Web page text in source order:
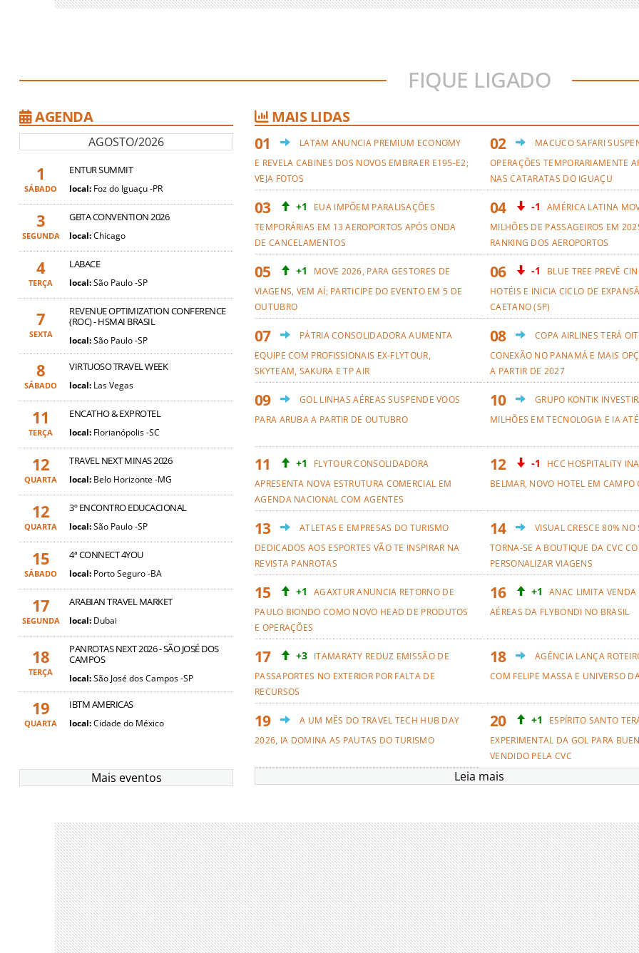
FIQUE LIGADO
AGENDA
AGOSTO/2026
1
SÁBADO
ENTUR SUMMIT
local: Foz do Iguaçu -PR
3
SEGUNDA
GBTA CONVENTION 2026
local:Chicago
4
TERÇA
LABACE
local:São Paulo -SP
7
SEXTA
REVENUE OPTIMIZATION CONFERENCE
(ROC) - HSMAI BRASIL
local:São Paulo -SP
8
SÁBADO
VIRTUOSO TRAVEL WEEK
local: Las Vegas
11
TERÇA
ENCATHO & EXPROTEL
local: Florianópolis -SC
12
QUARTA
TRAVEL NEXT MINAS 2026
local: Belo Horizonte -MG
12
QUARTA
3º ENCONTRO EDUCACIONAL
local:São Paulo -SP
15
SÁBADO
4ª CONNECT 4YOU
local: Porto Seguro -BA
17
SEGUNDA
ARABIAN TRAVEL MARKET
local: Dubai
18
TERÇA
PANROTAS NEXT 2026 - SÃO JOSÉ DOS
CAMPOS
local:São José dos Campos -SP
19
QUARTA
IBTM AMERICAS
local:Cidade do México
Mais eventos
MAIS LIDAS
LATAM ANUNCIA PREMIUM ECONOMY
E REVELA CABINES DOS NOVOS EMBRAER E195-E2;
VEJA FOTOS
MACUCO SAFARI
OPERAÇÕES TEMPORARIAMENTE
NAS CATARATAS DO IGUAÇU
+1
EUA IMPÕEM PARALISAÇÕES
TEMPORÁRIAS EM 13 AEROPORTOS APÓS ONDA
DE CANCELAMENTOS
-1
AMÉRICA LATINA
MILHÕES DE PASSAGEIROS EM
RANKING DOS AEROPORTOS
+1
MOVE 2026, PARA GESTORES DE
VIAGENS, VEM AÍ; PARTICIPE DO EVENTO EM 5 DE
OUTUBRO
-1
BLUE TREE PREVÊ
HOTÉIS E INICIA CICLO DE
CAETANO (SP)
PÁTRIA CONSOLIDADORA AUMENTA
EQUIPE COM PROFISSIONAIS EX-FLYTOUR,
SKYTEAM, SAKURA E TP AIR
COPA AIRLINES TERÁ
CONEXÃO NO PANAMÁ E MAIS
A PARTIR DE 2027
GOL LINHAS AÉREAS SUSPENDE VOOS
PARA ARUBA A PARTIR DE OUTUBRO
GRUPO KONTIK
MILHÕES EM TECNOLOGIA E IA
+1
FLYTOUR CONSOLIDADORA
APRESENTA NOVA ESTRUTURA COMERCIAL EM
AGENDA NACIONAL COM AGENTES
-1
HCC HOSPITALITY
BELMAR, NOVO HOTEL EM CAMPO
ATLETAS E EMPRESAS DO TURISMO
DEDICADOS AOS ESPORTES VÃO TE INSPIRAR NA
REVISTA PANROTAS
VISUAL CRESCE 80% NO
TORNA-SE A BOUTIQUE DA CVC
PERSONALIZAR VIAGENS
+1
AGAXTUR ANUNCIA RETORNO DE
PAULO BIONDO COMO NOVO HEAD DE PRODUTOS
E OPERAÇÕES
+1
ANAC LIMITA VENDA
AÉREAS DA FLYBONDI NO BRASIL
+3 ITAMARATY REDUZ EMISSÃO DE
PASSAPORTES NO EXTERIOR POR FALTA DE
RECURSOS
AGÊNCIA LANÇA
COM FELIPE MASSA E UNIVERSO
A UM MÊS DO TRAVEL TECH HUB DAY
2026, IA DOMINA AS PAUTAS DO TURISMO
+1
ESPÍRITO SANTO
EXPERIMENTAL DA GOL PARA
VENDIDO PELA CVC
Leia mais